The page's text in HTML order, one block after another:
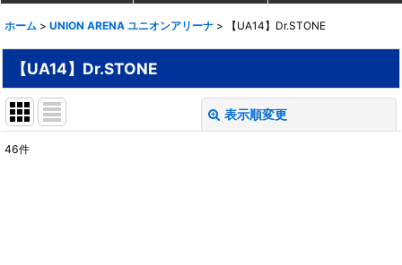
ホーム > UNION ARENA ユニオンアリーナ > 【UA14】Dr.STONE
【UA14】Dr.STONE
表示順変更
46件